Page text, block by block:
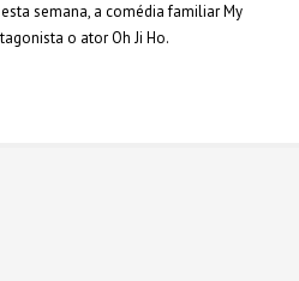
semana, a comédia familiar My
o ator Oh Ji Ho.